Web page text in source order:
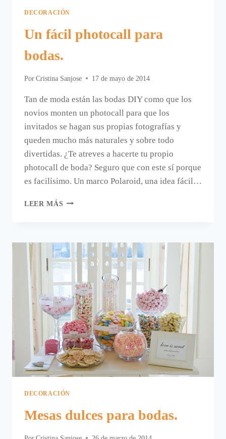
DECORACIÓN
Un fácil photocall para
bodas.
Por Cristina Sanjose 17 de mayo de 2014
Tan de moda están las bodas DIY como que los
novios monten un photocall para que los
invitados se hagan sus propias fotografías y
queden mucho más naturales y sobre todo
divertidas. ¿Te atreves a hacerte tu propio
photocall de boda? Seguro que con este sí porque
es facilísimo. Un marco Polaroid, una idea fácil…
LEER MÁS UN
BODAS.
DECORACIÓN
Mesas dulces para bodas.